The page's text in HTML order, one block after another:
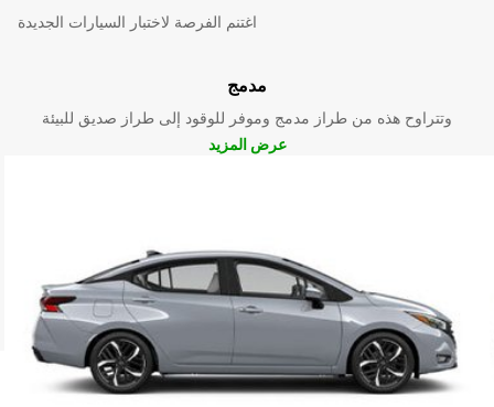
اغتنم الفرصة لاختبار السيارات الجديدة
مدمج
وتتراوح هذه من طراز مدمج وموفر للوقود إلى طراز صديق للبيئة
عرض المزيد